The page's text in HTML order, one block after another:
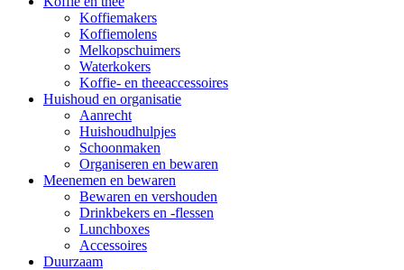
Koffiemakers
Koffiemolens
Melkopschuimers
Waterkokers
Koffie- en theeaccessoires
Huishoud en organisatie
Aanrecht
Huishoudhulpjes
Schoonmaken
Organiseren en bewaren
Meenemen en bewaren
Bewaren en vershouden
Drinkbekers en -flessen
Lunchboxes
Accessoires
Duurzaam